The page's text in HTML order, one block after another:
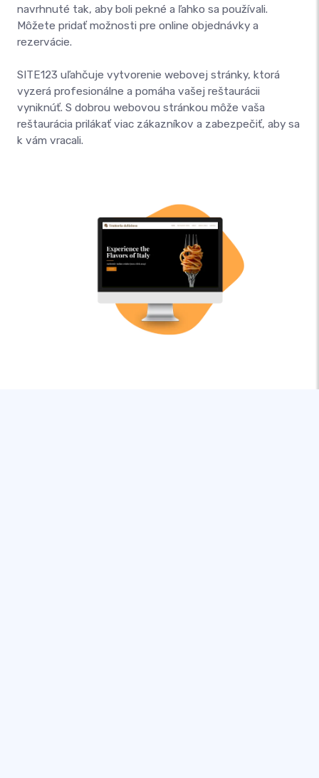
navrhnuté tak, aby boli pekné a ľahko sa používali.
Môžete pridať možnosti pre online objednávky a
rezervácie.
SITE123 uľahčuje vytvorenie webovej stránky, ktorá
vyzerá profesionálne a pomáha vašej reštaurácii
vyniknúť. S dobrou webovou stránkou môže vaša
reštaurácia prilákať viac zákazníkov a zabezpečiť, aby sa
k vám vracali.